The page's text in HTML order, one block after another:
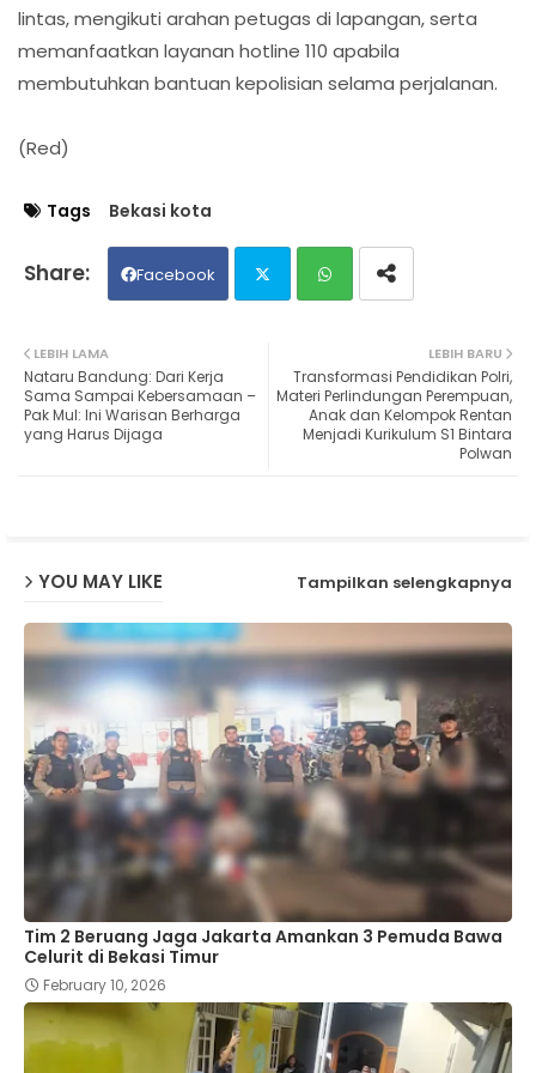
lintas, mengikuti arahan petugas di lapangan, serta
memanfaatkan layanan hotline 110 apabila
membutuhkan bantuan kepolisian selama perjalanan.
(Red)
Tags Bekasi kota
Facebook
ats
ap
LEBIH BARU
Transformasi Pendidikan Polri,
Materi Perlindungan Perempuan,
Anak dan Kelompok Rentan
Menjadi Kurikulum S1 Bintara
Polwan
LEBIH LAMA
Nataru Bandung: Dari Kerja
Sama Sampai Kebersamaan –
Pak Mul: Ini Warisan Berharga
yang Harus Dijaga
YOU MAY LIKE Tampilkan selengkapnya
Tim 2 Beruang Jaga Jakarta Amankan 3 Pemuda Bawa
Celurit di Bekasi Timur
February 10, 2026